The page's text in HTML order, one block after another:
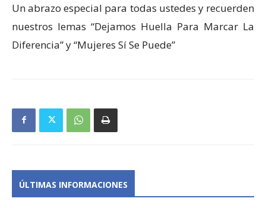
Un abrazo especial para todas ustedes y recuerden
nuestros lemas “Dejamos Huella Para Marcar La
Diferencia” y “Mujeres Sí Se Puede”
ÚLTIMAS INFORMACIONES